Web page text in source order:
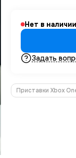
Нет в наличии
Задать
Приставки Xbox